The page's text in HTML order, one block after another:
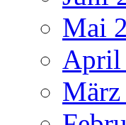
Mai
April